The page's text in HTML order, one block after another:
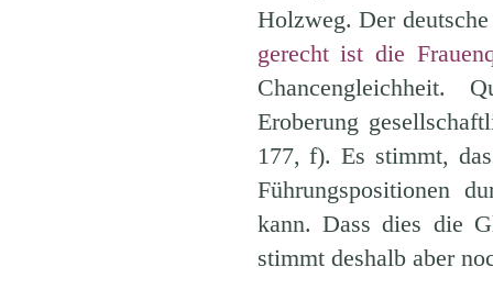
Holzweg. Der
gerecht ist die
Chancengleichheit.
Eroberung
177, f). Es stimmt,
Führungspositionen
kann. Dass dies die
stimmt deshalb aber